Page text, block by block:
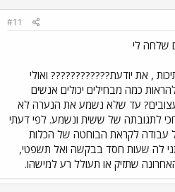
#11
שלחה לי
, את יודעת???????????? ואולי
כמה מבחילים יכולים אנשים
עד שלא נשמע את הנערה לא
לתגובתה של ששית ונשמע. לפי דעתי
עבודה לקראת הבוחטה של הכלות
לה שעות חסד בבקשה ואל תשפטי,
שתזיק או תעולל רע למישהו.